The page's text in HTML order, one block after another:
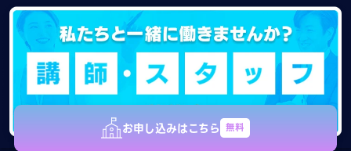
お申し込みはこちら 無料